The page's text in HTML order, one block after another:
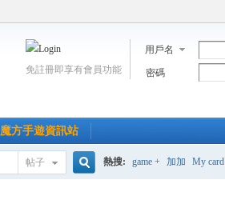
用戶名
密碼
免註冊即享有會員功能
魔方手遊資訊站
帖子 熱搜: game + 加加 My card